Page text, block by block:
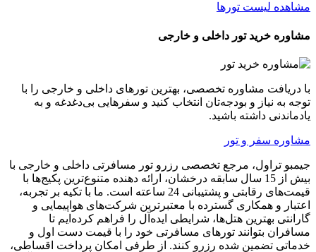
مشاهده لیست تورها
مشاوره خرید تور داخلی و خارجی
با دریافت مشاوره تخصصی، بهترین تورهای داخلی و خارجی را با
توجه به نیاز و بودجه‌تان انتخاب کنید و سفرهایی بی‌دغدغه و به
یادماندنی داشته باشید.
مشاوره سفر و تور
جیمبو تراول، مرجع تخصصی رزرو تور مسافرتی داخلی و خارجی با
بیش از 15 سال سابقه درخشان، ارائه دهنده متنوع‌ترین پکیج‌ها با
قیمت‌های رقابتی و پشتیبانی 24 ساعته است. ما با تکیه بر تجربه،
اعتبار و همکاری گسترده با معتبرترین شرکت‌های هواپیمایی و
گارانتی بهترین هتل‌ها، شرایطی ایده‌آل را فراهم کرده‌ایم تا
مسافران بتوانند تورهای مسافرتی خود را با قیمت دست اول و
خدماتی تضمین شده رزرو کنند. از طرفی امکان پرداخت اقساطی،